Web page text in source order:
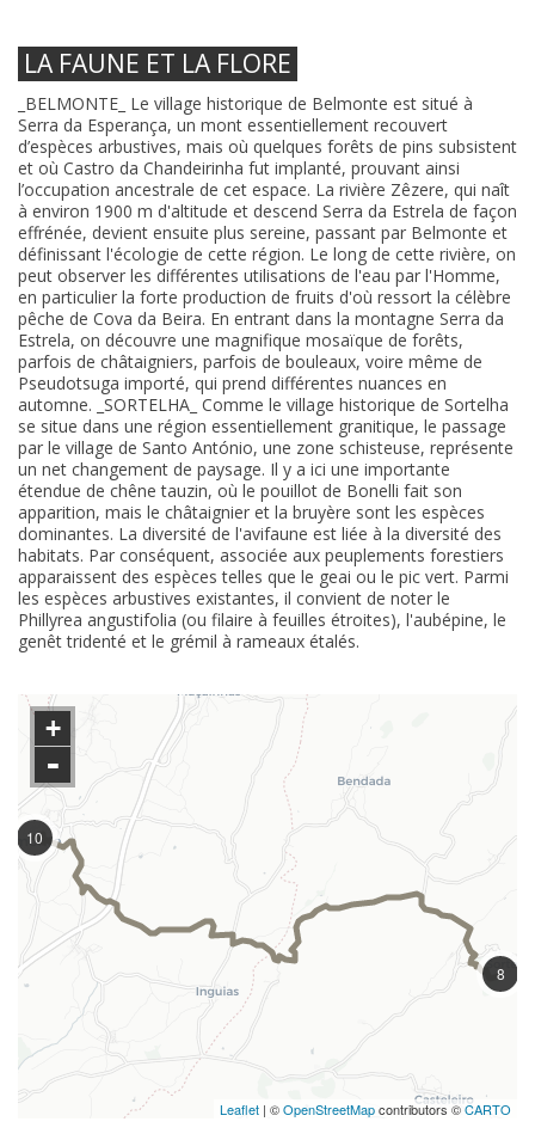
LA FAUNE ET LA FLORE
_BELMONTE_ Le village historique de Belmonte est situé à
Serra da Esperança, un mont essentiellement recouvert
d’espèces arbustives, mais où quelques forêts de pins subsistent
et où Castro da Chandeirinha fut implanté, prouvant ainsi
l’occupation ancestrale de cet espace. La rivière Zêzere, qui naît
à environ 1900 m d'altitude et descend Serra da Estrela de façon
effrénée, devient ensuite plus sereine, passant par Belmonte et
définissant l'écologie de cette région. Le long de cette rivière, on
peut observer les différentes utilisations de l'eau par l'Homme,
en particulier la forte production de fruits d'où ressort la célèbre
pêche de Cova da Beira. En entrant dans la montagne Serra da
Estrela, on découvre une magnifique mosaïque de forêts,
parfois de châtaigniers, parfois de bouleaux, voire même de
Pseudotsuga importé, qui prend différentes nuances en
automne. _SORTELHA_ Comme le village historique de Sortelha
se situe dans une région essentiellement granitique, le passage
par le village de Santo António, une zone schisteuse, représente
un net changement de paysage. Il y a ici une importante
étendue de chêne tauzin, où le pouillot de Bonelli fait son
apparition, mais le châtaignier et la bruyère sont les espèces
dominantes. La diversité de l'avifaune est liée à la diversité des
habitats. Par conséquent, associée aux peuplements forestiers
apparaissent des espèces telles que le geai ou le pic vert. Parmi
les espèces arbustives existantes, il convient de noter le
Phillyrea angustifolia (ou filaire à feuilles étroites), l'aubépine, le
genêt tridenté et le grémil à rameaux étalés.
8
10
+
-
Leaflet | ©OpenStreetMapcontributors ©CARTO